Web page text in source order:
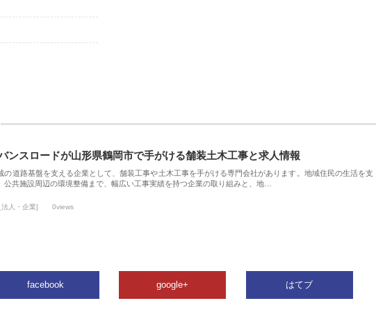
ンスロードが山形県鶴岡市で手がける舗装土木工事と求人情報
の道路基盤を支える企業として、舗装工事や土木工事を手がける専門会社があります。地域住民の生活を支
公共施設周辺の環境整備まで、幅広い工事実績を持つ企業の取り組みと、地…
人・企業] 0views
facebook google+ はてブ